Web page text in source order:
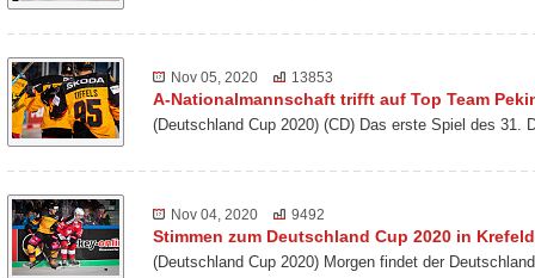
Nov 05, 2020 13853
A-Nationalmannschaft trifft auf Top Team
(Deutschland Cup 2020) (CD) Das erste Spiel des 31.
Nov 04, 2020 9492
Stimmen zum Deutschland Cup 2020 in Krefeld
(Deutschland Cup 2020) Morgen findet der